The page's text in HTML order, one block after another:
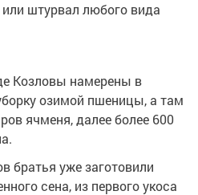
или штурвал любого вида
Козловы намерены в
озимой пшеницы, а там
ячменя, далее более 600
братья уже заготовили
сена, из первого укоса